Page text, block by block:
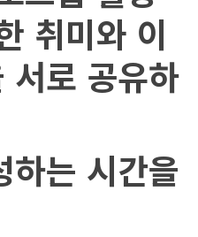
취미와 이
서로 공유하
하는 시간을